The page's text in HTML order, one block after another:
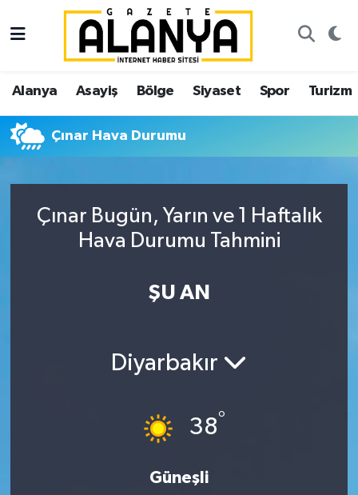
Alanya Asayiş Bölge Siyaset Spor Turizm
Çınar Hava Durumu
Çınar Bugün, Yarın ve 1 Haftalık
Hava Durumu Tahmini
ŞU AN
Diyarbakır
38°
Güneşli
Alanya
Asayiş
Bölge
Siyaset
Spor
İstanbul Nöbetçi Eczaneler
İstanbul Hava Durumu
İstanbul Trafik Yoğunluk Haritası
Süper Lig Puan Durumu ve Fikstür
Tüm Manşetler